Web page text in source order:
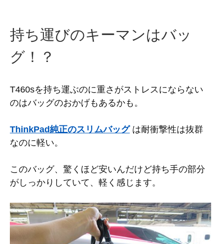
持ち運びのキーマンはバッ
グ！？
T460sを持ち運ぶのに重さがストレスにならない
のはバッグのおかげもあるかも。
ThinkPad純正のスリムバッグは耐衝撃性は抜群
なのに軽い。
このバッグ、驚くほど安いんだけど持ち手の部分
がしっかりしていて、軽く感じます。